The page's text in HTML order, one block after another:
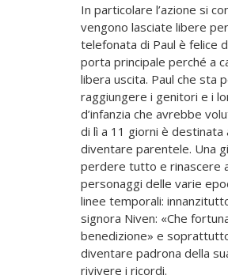
In particolare l’azione si
vengono lasciate libere
telefonata di Paul è felice
porta principale perché a
libera uscita. Paul che sta
raggiungere i genitori e i
d’infanzia che avrebbe
di lì a 11 giorni è destinata
diventare parentele. Una
perdere tutto e rinascere
personaggi delle varie
linee temporali:
signora Niven: «Che
benedizione» e
diventare padrona della
rivivere i ricordi.